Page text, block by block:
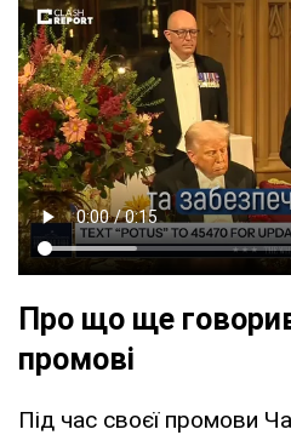
Про що ще
промові
Під час своєї промови